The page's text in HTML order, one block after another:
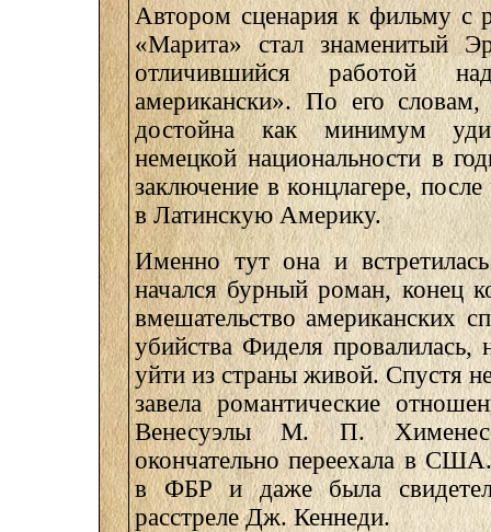
Автором сценария к фильму с
«Марита» стал знаменитый
отличившийся работой
американски». По его
достойна как минимум
немецкой национальности в
заключение в концлагере,
в Латинскую Америку.
Именно тут она и
начался бурный роман, конец
вмешательство американских
убийства Фиделя провалилась,
уйти из страны живой. Спустя
завела романтические
Венесуэлы М. П.
окончательно переехала в
в ФБР и даже была
расстреле Дж. Кеннеди.